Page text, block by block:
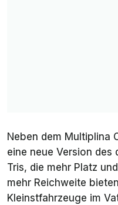
Neben dem Multiplina
eine neue Version des
Tris, die mehr Platz
mehr Reichweite
Kleinstfahrzeuge im